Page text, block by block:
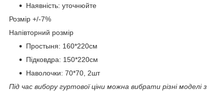
Наявність: уточнюйте
Розмір +/-7%
Напівторний розмір
Простыня: 160*220см
Підковдра: 150*220см
Наволочки: 70*70, 2шт
Під час вибору гуртової ціни можна вибрати різні моделі з